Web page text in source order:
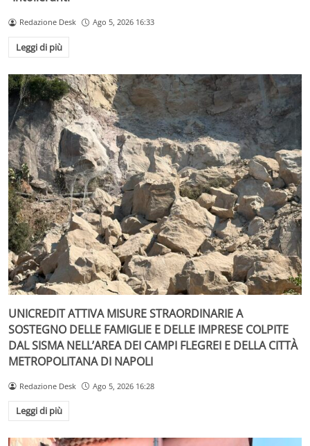
Redazione Desk Ago 5, 2026 16:33
Leggi di più
UNICREDIT ATTIVA MISURE STRAORDINARIE A
SOSTEGNO DELLE FAMIGLIE E DELLE IMPRESE COLPITE
DAL SISMA NELL’AREA DEI CAMPI FLEGREI E DELLA CITTÀ
METROPOLITANA DI NAPOLI
Redazione Desk Ago 5, 2026 16:28
Leggi di più